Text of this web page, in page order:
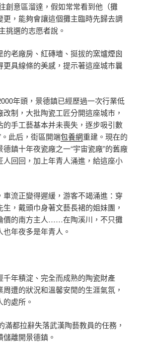
創意區溜達，假如常常看到他（攤
更，能夠會讓這個攤主臨時先歸去調
挑選的志愿者說。
的老廠房、紅磚墻、挺拔的窯爐煙囪
更具線條的美感，提示著這座城市曩
年頭，景德鎮已經歷過一次行業低
制，大批陶瓷工匠分開這座城市，
的手工藝基本并未喪失，逐步吸引數
此后，街區開端包養網重建。現在的
鎮十年夜瓷廠之一“宇宙瓷廠”的舊廠
人回回，加上年青人涌進，給這座小
車流正變得遲緩，游客不竭涌進：穿
，戴頭巾身著文藝長裙的姐妹團，
價的南方主人……在陶溪川，不只攤
年夜多是年青人。
千年積淀、完全而成熟的陶瓷財產
遭的狀況和溫馨安閒的生涯氣氛，
處所。
滿都拉辭失落武漢陶藝教員的任務，
離開景德鎮。